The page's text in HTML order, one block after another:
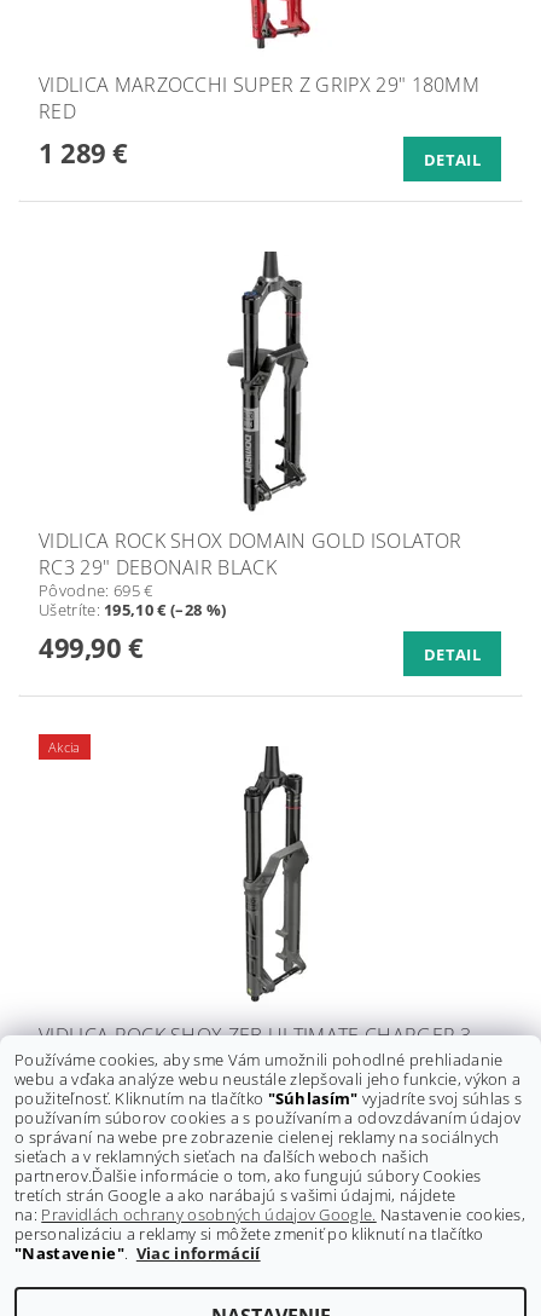
VIDLICA MARZOCCHI SUPER Z GRIPX 29" 180MM
RED
1 289 € DETAIL
VIDLICA ROCK SHOX DOMAIN GOLD ISOLATOR
RC3 29" DEBONAIR BLACK
Pôvodne: 695 €
Ušetríte: 195,10 € (–28 %)
499,90 € DETAIL
Akcia
VIDLICA ROCK SHOX ZEB ULTIMATE CHARGER 3
RC2 27,5" GREY
Pôvodne:1 253 €
Ušetríte:454 € (–36 %)
799 € DETAIL
Shoptet.sk
Používáme cookies, aby sme Vám umožnili pohodlné prehliadanie
webu a vďaka analýze webu neustále zlepšovali jeho funkcie, výkon a
použiteľnosť. Kliknutím na tlačítko "Súhlasím" vyjadríte svoj súhlas s
používaním súborov cookies a s používaním a odovzdávaním údajov
o správaní na webe pre zobrazenie cielenej reklamy na sociálnych
sieťach a v reklamných sieťach na ďalších weboch našich
partnerov.Ďalšie informácie o tom, ako fungujú súbory Cookies
tretích strán Google a ako narábajú s vašimi údajmi, nájdete
na: Pravidlách ochrany osobných údajov Google. Nastavenie cookies,
personalizáciu a reklamy si môžete zmeniť po kliknutí na tlačítko
"Nastavenie". Viac informácií